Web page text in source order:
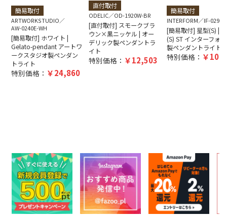
簡易取付
ARTWORKSTUDIO
AW-0240E-WH
[簡易取付] ホワイト |
Gelato-pendant アートワ
ークスタジオ製ペンダン
トライト
特別価格： 24,860
直付取付
ODELIC OD-1920W-BR
[直付取付] スモークブラ
ウン×黒ニッケル | オー
デリック製ペンダントラ
イト
特別価格： 12,503
簡易取付
INTERFORM IF-
[簡易取付] 星型(S) |
(S) ST インターフォ
製ペンダントライト
特別価格：